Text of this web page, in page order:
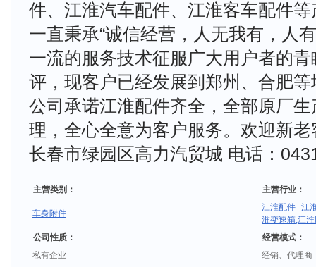
件、江淮汽车配件、江淮客车配件
一直秉承“诚信经营，人无我有，人
一流的服务技术征服广大用户者的
评，现客户已经发展到郑州、合肥
公司承诺江淮配件齐全，全部原厂
理，全心全意为客户服务。欢迎新
长春市绿园区高力汽贸城 电话：
主营类别： 主营行业：
车身附件
江淮配件 江
淮变速箱,江
公司性质：
经营模式：
私有企业
经销、代理商